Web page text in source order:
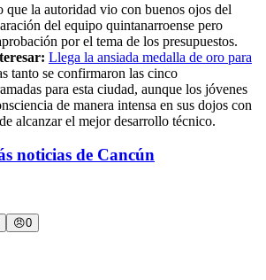
la autoridad vio con buenos ojos del
del equipo quintanarroense pero
por el tema de los presupuestos.
Llega la ansiada medalla de oro para
tanto se confirmaron las cinco
para esta ciudad, aunque los jóvenes
de manera intensa en sus dojos con
alcanzar el mejor desarrollo técnico.
noticias de Cancún
😠0